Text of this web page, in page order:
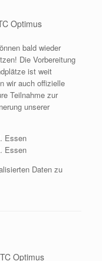
Optimus
bald wieder
Die Vorbereitung
ist weit
wir auch offizielle
Teilnahme zur
unserer
Essen
Essen
Daten zu
TC Optimus